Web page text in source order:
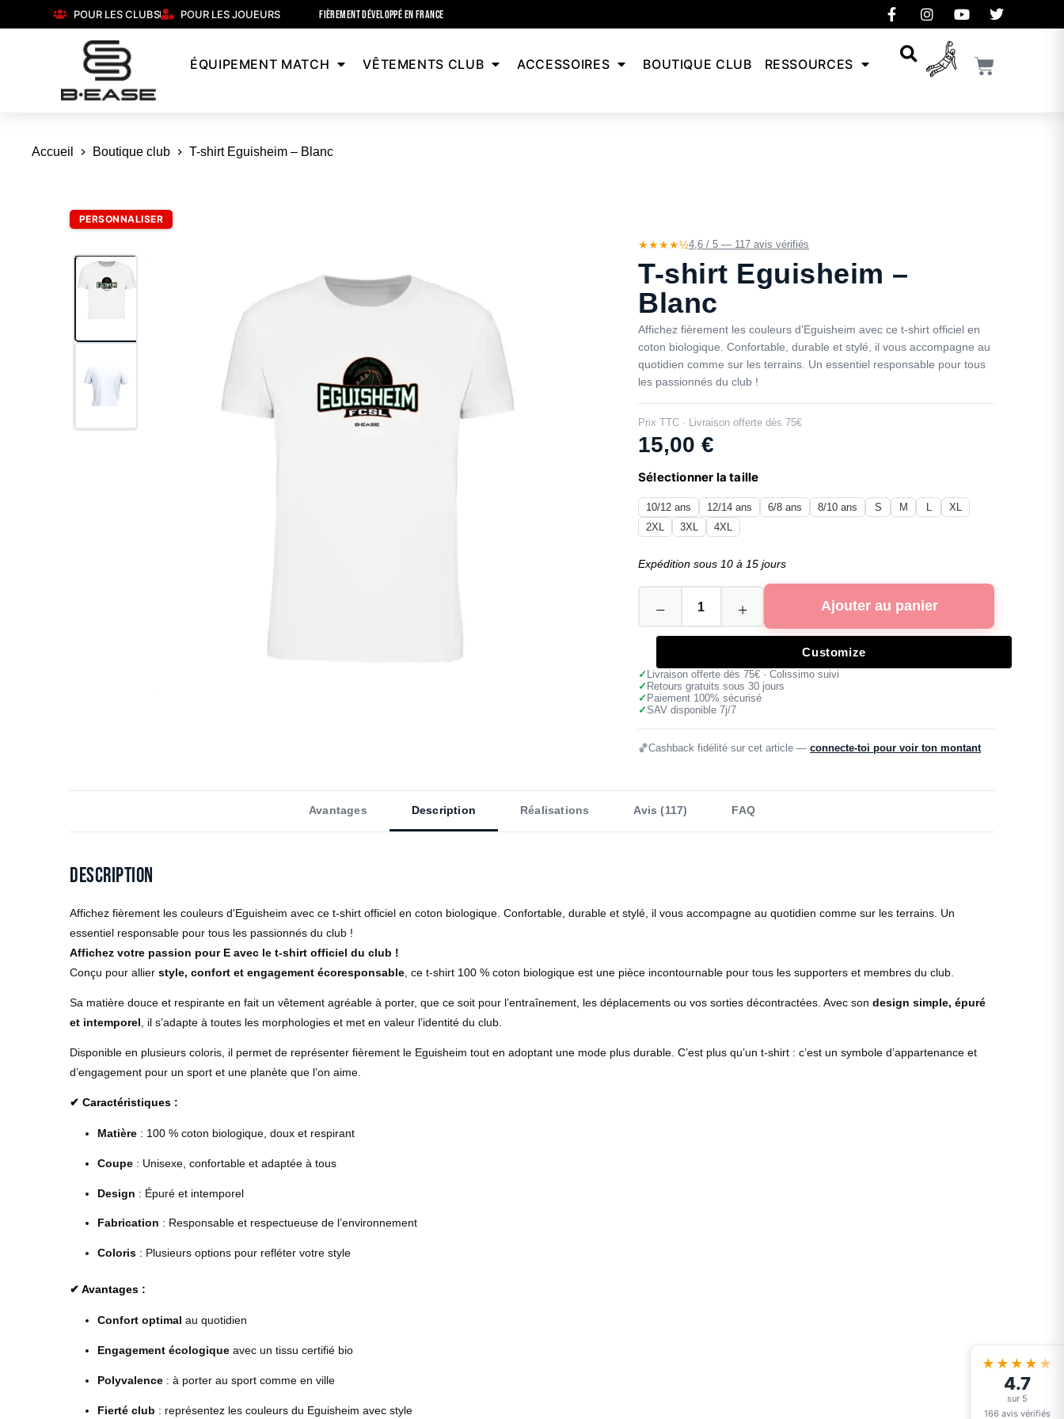
POUR LES CLUBS POUR LES JOUEURS FIÈREMENT DÉVELOPPÉ EN FRANCE
ÉQUIPEMENT MATCH VÊTEMENTS CLUB ACCESSOIRES BOUTIQUE CLUB RESSOURCES
Accueil Boutique club T-shirt Eguisheim – Blanc
PERSONNALISER
★★★★½4,6 / 5 — 117 avis vérifiés
T-shirt Eguisheim –
Blanc
Affichez fièrement les couleurs d'Eguisheim avec ce t-shirt officiel en
coton biologique. Confortable, durable et stylé, il vous accompagne au
quotidien comme sur les terrains. Un essentiel responsable pour tous
les passionnés du club !
Prix TTC · Livraison offerte dès 75€
15,00€
Sélectionner la taille
10/12 ans 12/14 ans 6/8 ans 8/10 ans S M L
XL
2XL
3XL 4XL
Expédition sous 10 à 15 jours
Ajouter au panier
Customize
✓
Livraison offerte dès 75€ · Colissimo suivi
✓ Retours gratuits sous 30 jours
✓ Paiement 100% sécurisé
✓SAV disponible 7j/7
🏀Cashback fidélité sur cet article —connecte-toi pour voir ton montant
Avantages Description Réalisations Avis (117) FAQ
Description
Affichez fièrement les couleurs d'Eguisheim avec ce t-shirt officiel en coton biologique. Confortable, durable et stylé, il vous accompagne au quotidien comme sur les terrains. Un
essentiel responsable pour tous les passionnés du club !
Affichez votre passion pour E avec le t-shirt officiel du club !
Conçu pour allier style, confort et engagement écoresponsable, ce t-shirt 100 % coton biologique est une pièce incontournable pour tous les supporters et membres du club.
Sa matière douce et respirante en fait un vêtement agréable à porter, que ce soit pour l’entraînement, les déplacements ou vos sorties décontractées. Avec son design simple, épuré
et intemporel , il s’adapte à toutes les morphologies et met en valeur l’identité du club.
Disponible en plusieurs coloris, il permet de représenter fièrement le Eguisheim tout en adoptant une mode plus durable. C’est plus qu’un t-shirt : c’est un symbole d’appartenance et
d’engagement pour un sport et une planète que l’on aime.
✔ Caractéristiques :
Matière : 100 % coton biologique, doux et respirant
Coupe : Unisexe, confortable et adaptée à tous
Design : Épuré et intemporel
Fabrication : Responsable et respectueuse de l’environnement
Coloris : Plusieurs options pour refléter votre style
✔ Avantages :
Confort optimal au quotidien
Engagement écologique avec un tissu certifié bio
Polyvalence : à porter au sport comme en ville
Fierté club : représentez les couleurs du Eguisheim avec style
★★★★ ★
4.7
sur 5
166 avis vérifiés